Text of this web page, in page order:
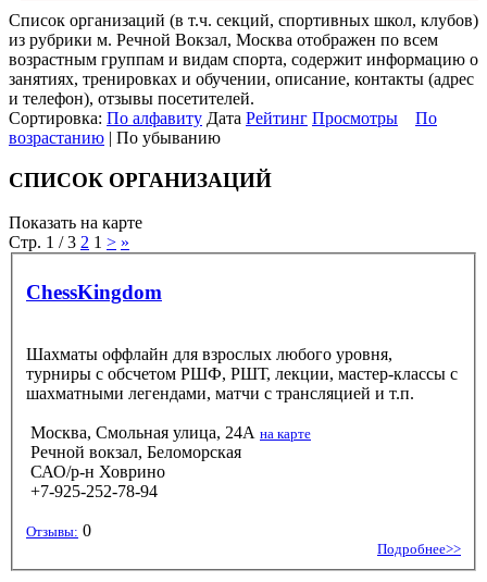
Список организаций (в т.ч. секций, спортивных школ, клубов)
из рубрики м. Речной Вокзал, Москва отображен по всем
возрастным группам и видам спорта, содержит информацию о
занятиях, тренировках и обучении, описание, контакты (адрес
и телефон), отзывы посетителей.
Сортировка: По алфавиту Дата Рейтинг Просмотры
По
возрастанию | По убыванию
СПИСОК ОРГАНИЗАЦИЙ
Показать на карте
Стр. 1 / 3 2 1 > »
ChessKingdom
Шахматы оффлайн для взрослых любого уровня,
турниры с обсчетом РШФ, РШТ, лекции, мастер-классы с
шахматными легендами, матчи с трансляцией и т.п.
Москва, Смольная улица, 24А на карте
Речной вокзал, Беломорская
САО/р-н Ховрино
+7-925-252-78-94
Отзывы: 0
Подробнее>>